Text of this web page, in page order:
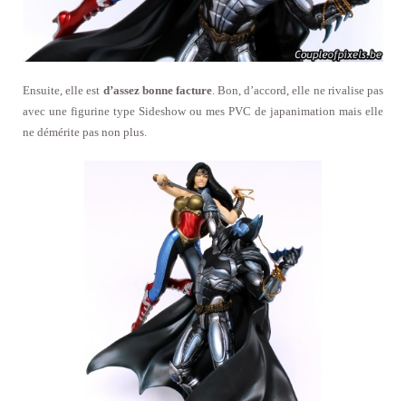
Ensuite, elle est d’assez bonne facture. Bon, d’accord, elle ne rivalise pas
avec une figurine type Sideshow ou mes PVC de japanimation mais elle
ne démérite pas non plus.